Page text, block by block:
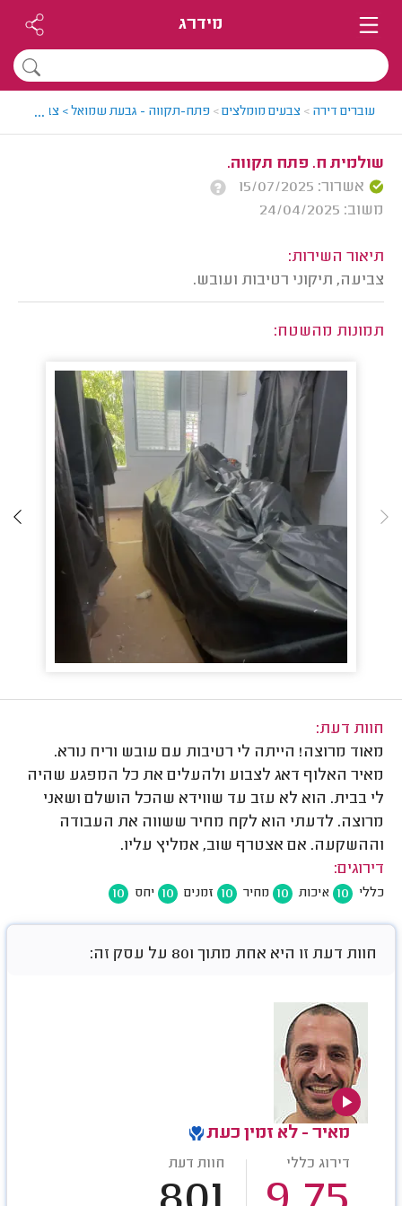
מידרג
עוברים דירה > צבעים מומלצים> פתח-תקווה - גבעת שמואל > צבע מומלץ
...
שולמית ח. פתח תקווה.
אשרור: 15/07/2025
משוב: 24/04/2025
תיאור השירות:
צביעה, תיקוני רטיבות ועובש.
תמונות מהשטח:
חוות דעת:
מאוד מרוצה! הייתה לי רטיבות עם עובש וריח נורא.
מאיר האלוף דאג לצבוע ולהעלים את כל המפגע שהיה
לי בבית. הוא לא עזב עד שווידא שהכל הושלם ושאני
מרוצה. לדעתי הוא לקח מחיר ששווה את העבודה
וההשקעה. אם אצטרף שוב, אמליץ עליו.
דירוגים:
כללי 10 איכות 10 מחיר 10 זמנים 10 יחס 10
חוות דעת זו היא אחת מתוך 801 על עסק זה:
מאיר - לא זמין כעת
דירוג כללי חוות דעת